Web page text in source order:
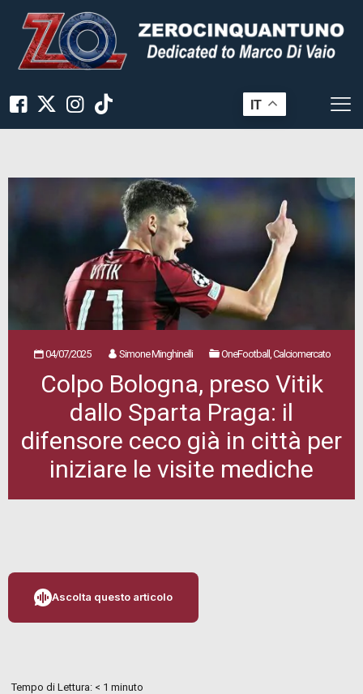
IT
04/07/2025 Simone Minghinelli OneFootball, Calciomercato
Colpo Bologna, preso Vitik
dallo Sparta Praga: il
difensore ceco già in città per
iniziare le visite mediche
Ascolta questo articolo
Tempo di Lettura: < 1 minuto